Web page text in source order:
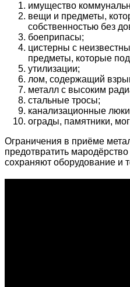
имущество
вещи и предметы,
собственностью без
боеприпасы;
цистерны с
предметы, которые
утилизации;
лом, содержащий
металл с высоким
стальные тросы;
канализационные
ограды, памятники,
Ограничения в приёме
предотвратить
сохраняют оборудование и